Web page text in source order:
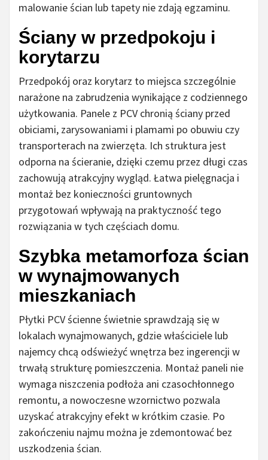
malowanie ścian lub tapety nie zdają egzaminu.
Ściany w przedpokoju i
korytarzu
Przedpokój oraz korytarz to miejsca szczególnie
narażone na zabrudzenia wynikające z codziennego
użytkowania. Panele z PCV chronią ściany przed
obiciami, zarysowaniami i plamami po obuwiu czy
transporterach na zwierzęta. Ich struktura jest
odporna na ścieranie, dzięki czemu przez długi czas
zachowują atrakcyjny wygląd. Łatwa pielęgnacja i
montaż bez konieczności gruntownych
przygotowań wpływają na praktyczność tego
rozwiązania w tych częściach domu.
Szybka metamorfoza ścian
w wynajmowanych
mieszkaniach
Płytki PCV ścienne świetnie sprawdzają się w
lokalach wynajmowanych, gdzie właściciele lub
najemcy chcą odświeżyć wnętrza bez ingerencji w
trwałą strukturę pomieszczenia. Montaż paneli nie
wymaga niszczenia podłoża ani czasochłonnego
remontu, a nowoczesne wzornictwo pozwala
uzyskać atrakcyjny efekt w krótkim czasie. Po
zakończeniu najmu można je zdemontować bez
uszkodzenia ścian.